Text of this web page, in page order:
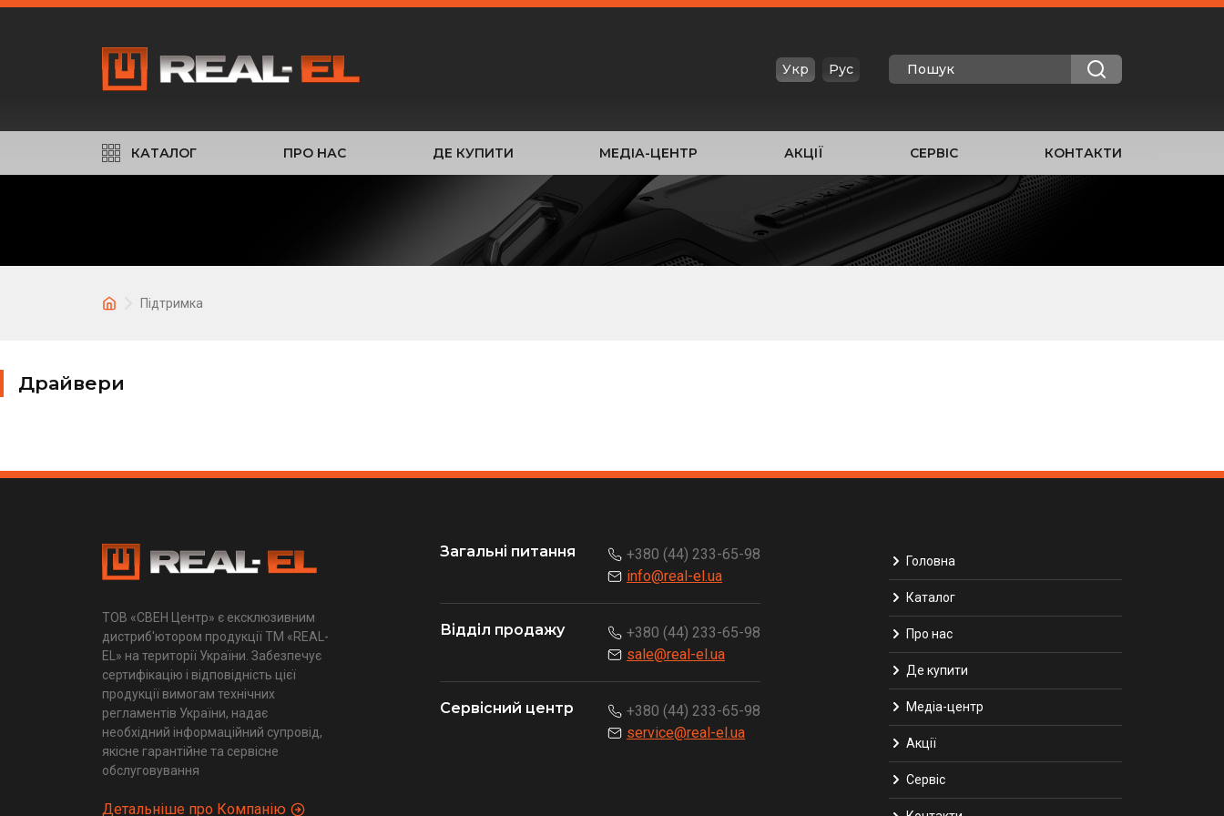
Укр Рус
КАТАЛОГ ПРО НАС ДЕ КУПИТИ МЕДІА-ЦЕНТР АКЦІЇ СЕРВІС КОНТАКТИ
Підтримка
Драйвери
ТОВ «СВЕН Центр» є ексклюзивним
дистриб'ютором продукції ТМ «REAL-
EL» на території України. Забезпечує
сертифікацію і відповідність цієї
продукції вимогам технічних
регламентів України, надає
необхідний інформаційний супровід,
якісне гарантійне та сервісне
обслуговування
Детальніше про Компанію
Загальні питання
+380 (44) 233-65-98
info@real-el.ua
Відділ продажу
+380 (44) 233-65-98
sale@real-el.ua
Сервісний центр
+380 (44) 233-65-98
service@real-el.ua
Головна
Каталог
Про нас
Де купити
Медіа-центр
Акції
Сервіс